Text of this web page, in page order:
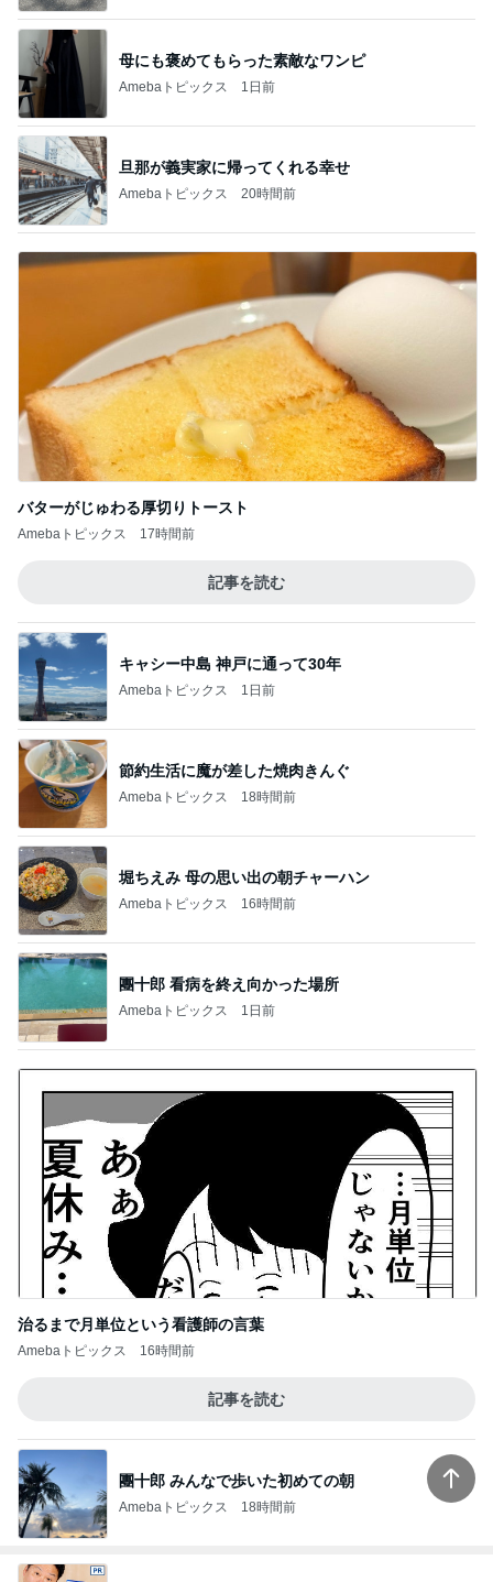
母にも褒めてもらった素敵なワンピ
Amebaトピックス 1日前
旦那が義実家に帰ってくれる幸せ
Amebaトピックス 20時間前
バターがじゅわる厚切りトースト
Amebaトピックス 17時間前
記事を読む
キャシー中島 神戸に通って30年
Amebaトピックス 1日前
節約生活に魔が差した焼肉きんぐ
Amebaトピックス 18時間前
堀ちえみ 母の思い出の朝チャーハン
Amebaトピックス 16時間前
團十郎 看病を終え向かった場所
Amebaトピックス 1日前
治るまで月単位という看護師の言葉
Amebaトピックス 16時間前
記事を読む
團十郎 みんなで歩いた初めての朝
Amebaトピックス 18時間前